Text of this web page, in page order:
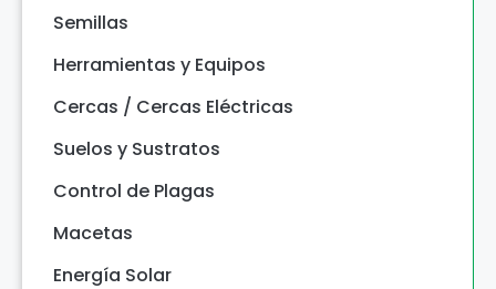
Semillas
Herramientas y Equipos
Cercas / Cercas Eléctricas
Suelos y Sustratos
Control de Plagas
Macetas
Energía Solar